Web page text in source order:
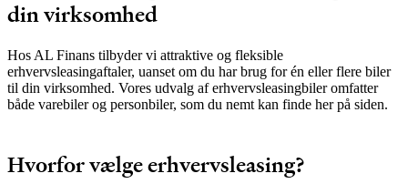
din virksomhed
Hos AL Finans tilbyder vi attraktive og fleksible
erhvervsleasingaftaler, uanset om du har brug for én eller flere biler
til din virksomhed. Vores udvalg af erhvervsleasingbiler omfatter
både varebiler og personbiler, som du nemt kan finde her på siden.
Hvorfor vælge erhvervsleasing?